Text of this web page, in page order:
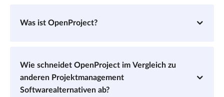
Was ist OpenProject?
Wie schneidet OpenProject im Vergleich zu
anderen Projektmanagement
Softwarealternativen ab?